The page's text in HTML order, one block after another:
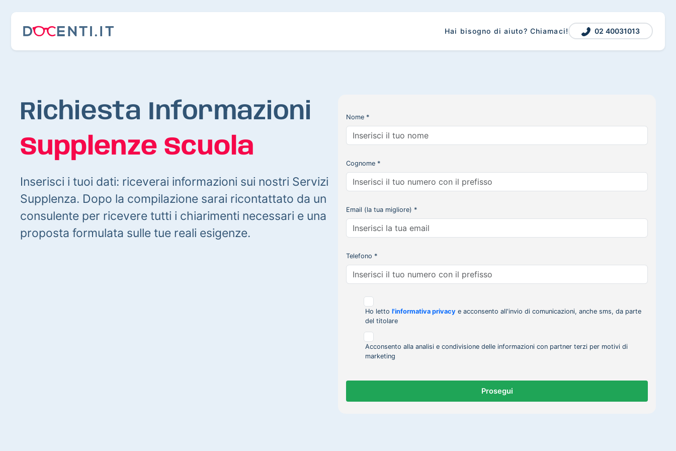
Hai bisogno di aiuto? Chiamaci! 02 40031013
Richiesta Informazioni
Supplenze Scuola
Inserisci i tuoi dati: riceverai informazioni sui nostri Servizi
Supplenza. Dopo la compilazione sarai ricontattato da un
consulente per ricevere tutti i chiarimenti necessari e una
proposta formulata sulle tue reali esigenze.
Nome *
Cognome *
Email (la tua migliore) *
Telefono *
Ho letto l'informativa privacy e acconsento all'invio di comunicazioni, anche sms, da parte
del titolare
Acconsento alla analisi e condivisione delle informazioni con partner terzi per motivi di
marketing